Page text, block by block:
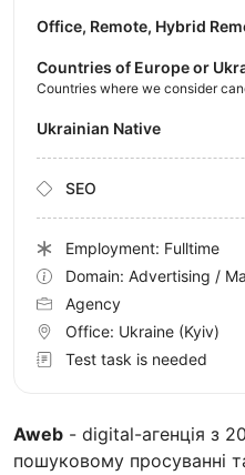
Aweb - digital-агенція з
пошуковому просуванні
Office, Remote, Hybrid
Countries of Europe or
Countries where we consider
Ukrainian Native
SEO
Employment: Fulltime
Domain: Advertising /
Agency
Office: Ukraine (Kyiv)
Test task is needed